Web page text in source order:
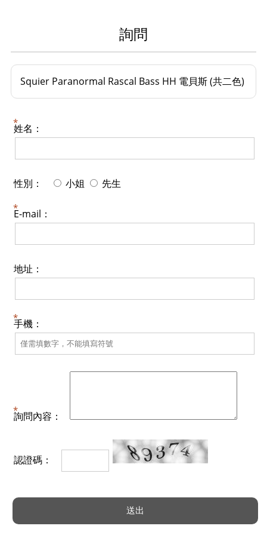
詢問
Squier Paranormal Rascal Bass HH 電貝斯 (共二色)
姓名：
性別： 小姐 先生
E-mail：
地址：
手機：
詢問內容：
認證碼：